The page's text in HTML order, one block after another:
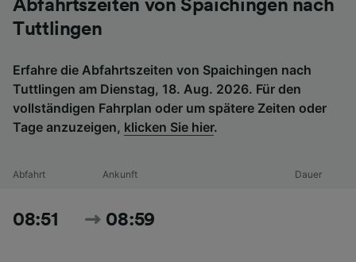
Abfahrtszeiten von Spaichingen nach
Tuttlingen
Erfahre die Abfahrtszeiten von Spaichingen nach
Tuttlingen am Dienstag, 18. Aug. 2026. Für den
vollständigen Fahrplan oder um spätere Zeiten oder
Tage anzuzeigen, klicken Sie hier.
Abfahrt Ankunft Dauer
08:51 08:59